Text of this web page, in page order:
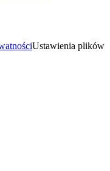
Ustawienia plików